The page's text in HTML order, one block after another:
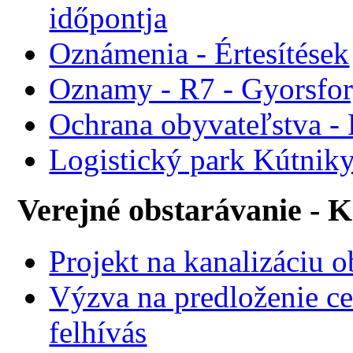
időpontja
Oznámenia - Értesítések
Oznamy - R7 -
Ochrana obyvateľstva -
Logistický park
Verejné obstarávanie -
Projekt na kanalizáciu
Výzva na predloženie
felhívás